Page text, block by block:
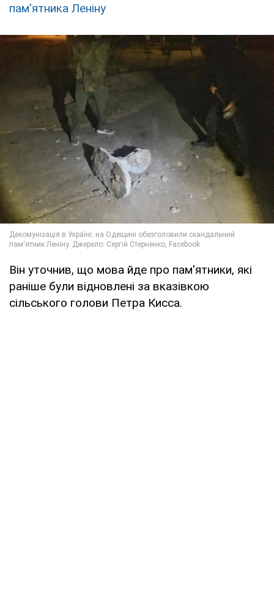
пам'ятника Леніну
Він уточнив, що мова йде про пам'ятники, які
раніше були відновлені за вказівкою
сільського голови Петра Кисса.